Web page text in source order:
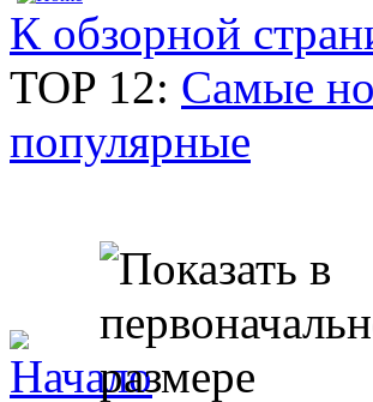
К обзорной
TOP 12: Самые
популярные